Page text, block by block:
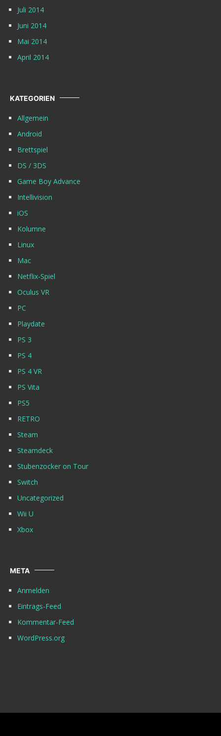
Juli 2014
Juni 2014
Mai 2014
April 2014
KATEGORIEN
Allgemein
Android
Brettspiel
DS / 3DS
Game Boy Advance
Intellivision
iOS
Kolumne
Linux
Mac
Netflix-Spiel
Oculus VR
PC
Playdate
PS 3
PS 4
PS 4 VR
PS Vita
PS5
RETRO
Steam
Steamdeck
Stubenzocker on Tour
Switch
Uncategorized
Wii U
Xbox
META
Anmelden
Eintrags-Feed
Kommentar-Feed
WordPress.org